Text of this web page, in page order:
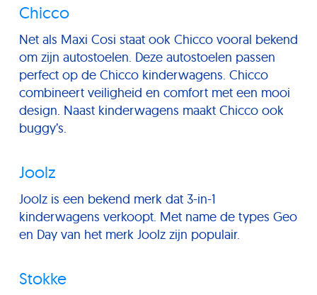
Chicco
Net als Maxi Cosi staat ook Chicco vooral bekend
om zijn autostoelen. Deze autostoelen passen
perfect op de Chicco kinderwagens. Chicco
combineert veiligheid en comfort met een mooi
design. Naast kinderwagens maakt Chicco ook
buggy’s.
Joolz
Joolz is een bekend merk dat 3-in-1
kinderwagens verkoopt. Met name de types Geo
en Day van het merk Joolz zijn populair.
Stokke